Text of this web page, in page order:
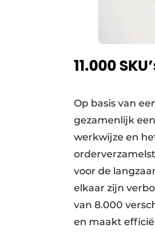
11.000
Op basis van
gezamenlijk
werkwijze en
voor de
elkaar zijn
van 8.000
en maakt